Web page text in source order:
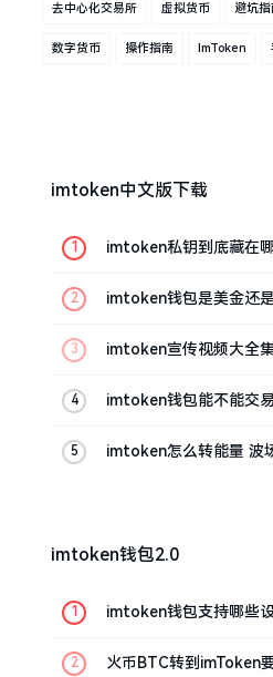
去中心化交易所 虚拟货币 避坑指
数字货币 操作指南 ImToken
imtoken中文版下载
imtoken私钥到底藏在
imtoken钱包是美金还
imtoken宣传视频大全
imtoken钱包能不能交
imtoken怎么转能量 波
imtoken钱包2.0
imtoken钱包支持哪些
火币BTC转到imToken